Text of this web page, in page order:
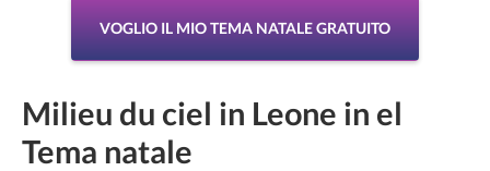
VOGLIO IL MIO TEMA NATALE GRATUITO
Milieu du ciel in Leone in el
Tema natale